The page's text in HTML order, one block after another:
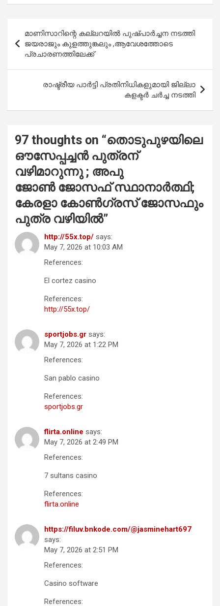
ce
o
o
k
at
A
p
p
tt
er
ail ar
navigation
മാണിസാറിന്റെ കല്ലറയിൽ പുഷ്പാർച്ചന നടത്തി
ജയരാജും കുളത്തുങ്കലും ,ആവേശത്തോടെ
പ്രചാരണത്തിലേക്ക്
രാഷ്ട്രീയ പാര്‍ട്ടി പ്രതിനിധികളുമായി ജില്ലാ
കളക്ടര്‍ ചര്‍ച്ച നടത്തി
97 thoughts on “തൊടുപുഴയിലെ
ഔസേപ്പച്ചൻ പുത്രന്
വഴിമാറുന്നു ; അപു
ജോണ്‍ ജോസഫ് സ്ഥാനാര്‍ത്ഥി;
കേരളാ കോണ്‍ഗ്രസ് ജോസഫും
പുത്ര വഴിയില്‍”
http://55x.top/ says:
May 7, 2026 at 10:03 AM
References:
El cortez casino
References:
http://55x.top/
sportjobs.gr says:
May 7, 2026 at 1:22 PM
References:
San pablo casino
References:
sportjobs.gr
flirta.online says:
May 7, 2026 at 2:49 PM
References:
7 sultans casino
References:
flirta.online
https://filuv.bnkode.com/@jasminehart697
says:
May 7, 2026 at 2:51 PM
References:
Casino software
References: